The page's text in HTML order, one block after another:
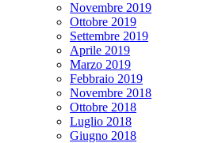
Novembre 2019
Ottobre 2019
Settembre 2019
Aprile 2019
Marzo 2019
Febbraio 2019
Novembre 2018
Ottobre 2018
Luglio 2018
Giugno 2018